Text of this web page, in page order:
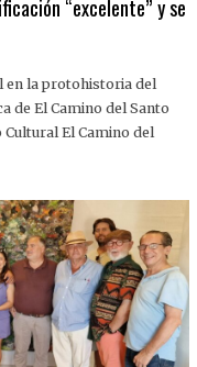
“excelente” y se
en la protohistoria del
de El Camino del Santo
El Camino del